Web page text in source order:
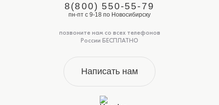
8(800) 550-55-79
пн-пт с 9-18 по Новосибирску
позвоните нам со всех телефонов
России БЕСПЛАТНО
Написать нам